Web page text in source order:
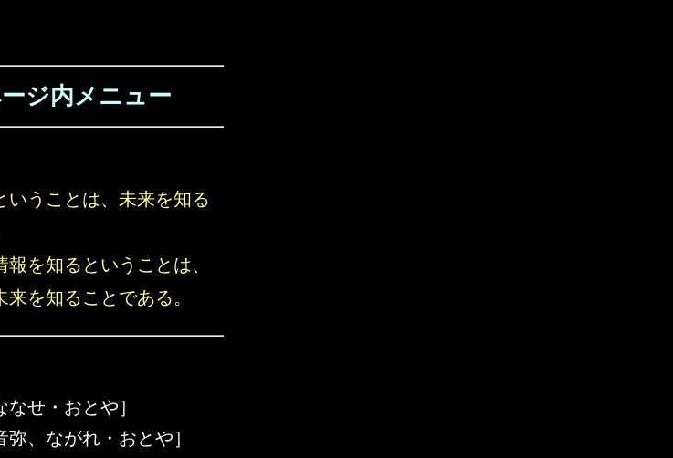
ジ内メニュー
いうことは、未来を知る
報を知るということは、
来を知ることである。
せ・おとや］
弥、ながれ・おとや］